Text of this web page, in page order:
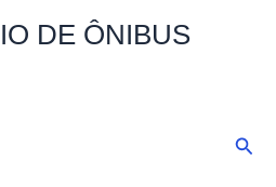
DE ÔNIBUS